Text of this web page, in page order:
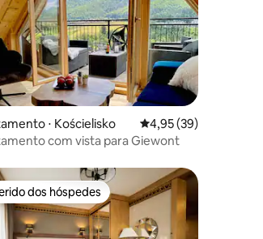
média de 5, 16 avaliações
⋅ Kościelisko 4,95 de uma
4,95 (39)
com vista para Giewont
dos hóspedes
dos hóspedes